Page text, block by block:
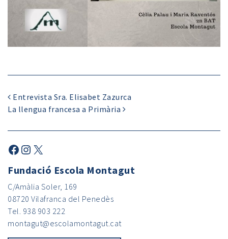
Entrevista Sra. Elisabet Zazurca
La llengua francesa a Primària
Fundació Escola Montagut
C/Amàlia Soler, 169
08720 Vilafranca del Penedès
Tel. 938 903 222
montagut@escolamontagut.cat